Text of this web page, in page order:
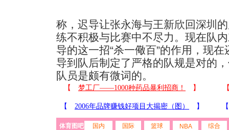
称，迟导让张永海与王新欣回深圳
练不积极与比赛中不尽力。现在队
导的这一招“杀一儆百”的作用，现
导到队后制定了严格的队规是对的
队员是颇有微词的。
体育图吧 国内 国际 篮球 NBA 综合